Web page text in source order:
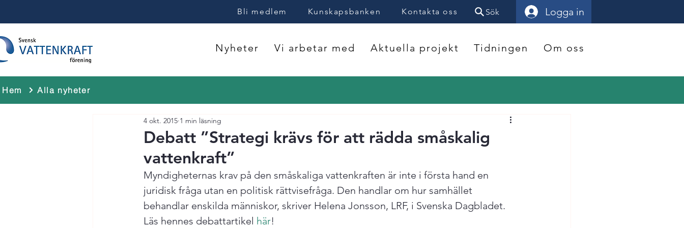
Bli medlem Kunskapsbanken Kontakta oss Sök Logga in
Nyheter Vi arbetar med Aktuella projekt Tidningen Om oss
Hem Alla nyheter
Debatt ”Strategi krävs för att rädda småskalig
vattenkraft”
4 okt. 2015 1 min läsning
Myndigheternas krav på den småskaliga vattenkraften är inte i första hand en
juridisk fråga utan en politisk rättvisefråga. Den handlar om hur samhället
behandlar enskilda människor, skriver Helena Jonsson, LRF, i Svenska Dagbladet.
Läs hennes debattartikel här!